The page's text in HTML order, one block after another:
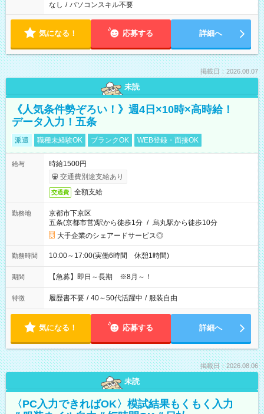
なし / パソコンスキル不要
気になる！ 応募する 詳細へ
掲載日：2026.08.07
未読
《人気条件勢ぞろい！》週4日×10時×高時給！
データ入力！五条
派遣 職種未経験OK ブランクOK WEB登録・面接OK
給与
時給1500円
交通費別途支給あり
交通費 全額支給
勤務地
京都市下京区
五条(京都市営)駅から徒歩1分 / 烏丸駅から徒歩10分
大手企業のシェアードサービス◎
勤務時間 10:00～17:00(実働6時間 休憩1時間)
期間 【急募】即日～長期 ※8月～！
特徴 履歴書不要 / 40～50代活躍中 / 服装自由
気になる！ 応募する 詳細へ
掲載日：2026.08.06
未読
〈PC入力できればOK〉模試結果もくもく入力